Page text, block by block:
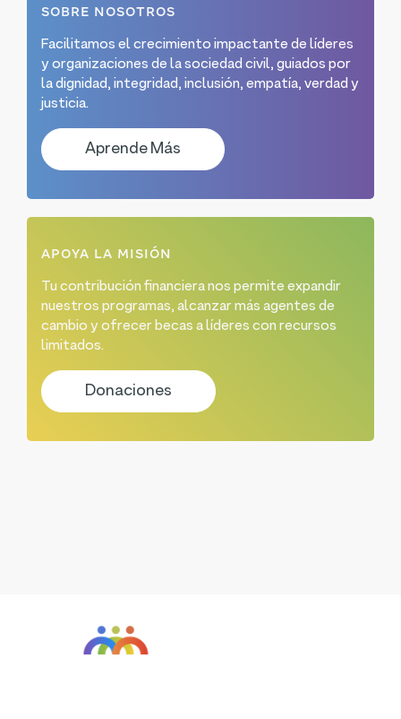
SOBRE NOSOTROS
Facilitamos el crecimiento impactante de líderes
y organizaciones de la sociedad civil, guiados por
la dignidad, integridad, inclusión, empatía, verdad y
justicia.
Aprende Más
APOYA LA MISIÓN
Tu contribución financiera nos permite expandir
nuestros programas, alcanzar más agentes de
cambio y ofrecer becas a líderes con recursos
limitados.
Donaciones